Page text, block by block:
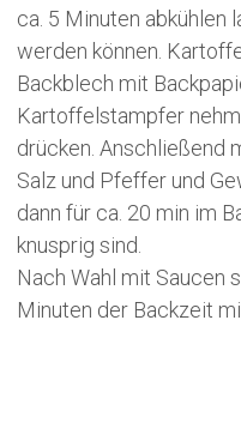
ca. 5 Minuten abkühlen
werden können.
Backblech mit
Kartoffelstampfer
drücken. Anschließend
Salz und Pfeffer und
dann für ca. 20 min im
knusprig sind.
Nach Wahl mit Saucen
Minuten der Backzeit